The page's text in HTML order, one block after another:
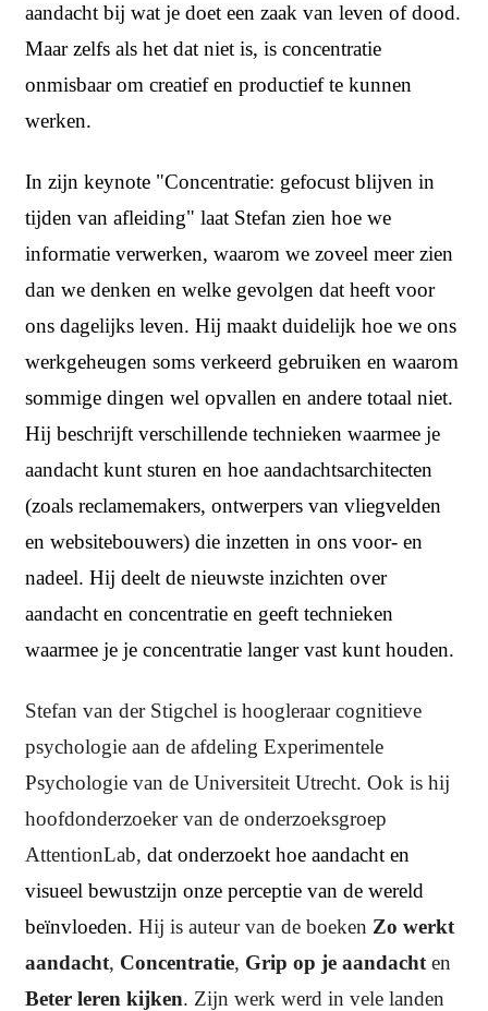
aandacht bij wat je doet een zaak van leven of dood.
Maar zelfs als het dat niet is, is concentratie
onmisbaar om creatief en productief te kunnen
werken.
In zijn keynote "Concentratie: gefocust blijven in
tijden van afleiding" laat Stefan zien hoe we
informatie verwerken, waarom we zoveel meer zien
dan we denken en welke gevolgen dat heeft voor
ons dagelijks leven. Hij maakt duidelijk hoe we ons
werkgeheugen soms verkeerd gebruiken en waarom
sommige dingen wel opvallen en andere totaal niet.
Hij beschrijft verschillende technieken waarmee je
aandacht kunt sturen en hoe aandachtsarchitecten
(zoals reclamemakers, ontwerpers van vliegvelden
en websitebouwers) die inzetten in ons voor- en
nadeel. Hij deelt de nieuwste inzichten over
aandacht en concentratie en geeft technieken
waarmee je je concentratie langer vast kunt houden.
Stefan van der Stigchel is hoogleraar cognitieve
psychologie aan de afdeling Experimentele
Psychologie van de Universiteit Utrecht. Ook is hij
hoofdonderzoeker van de onderzoeksgroep
AttentionLab, dat onderzoekt hoe aandacht en
visueel bewustzijn onze perceptie van de wereld
beïnvloeden. Hij is auteur van de boeken Zo werkt
aandacht, Concentratie, Grip op je aandacht en
Beter leren kijken. Zijn werk werd in vele landen